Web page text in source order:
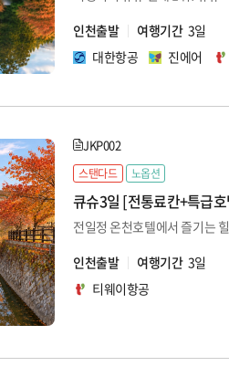
인천출발
여행기간 3일
대한항공
진에어
JKP002
스탠다드 노옵션
큐슈3일 [전통료칸+특급
전일정 온천호텔에서 즐기는
인천출발
여행기간 3일
티웨이항공